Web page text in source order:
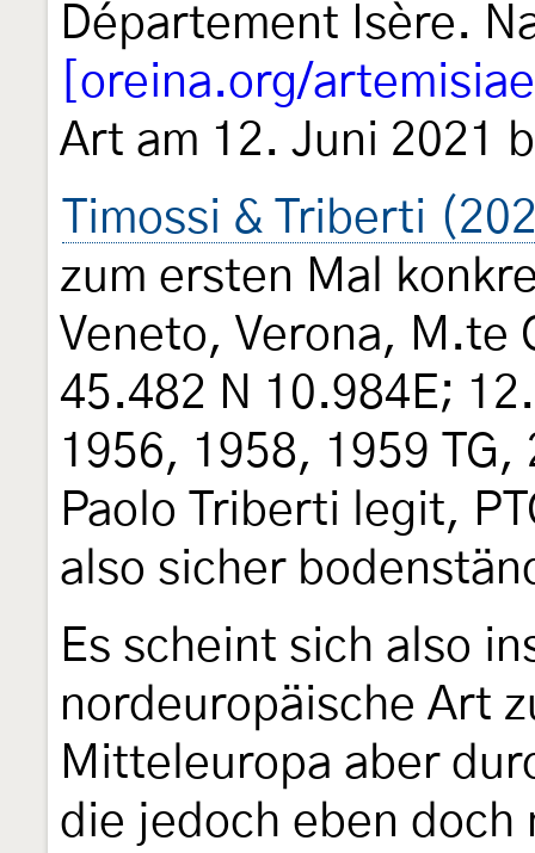
Département Isère.
[oreina.org/
Art am 12. Juni 2021
Timossi & Triberti
zum ersten Mal
Veneto, Verona, M.te
45.482 N 10.984E;
1956, 1958, 1959
Paolo Triberti legit,
also sicher
Es scheint sich also
nordeuropäische Art
Mitteleuropa aber
die jedoch eben doch